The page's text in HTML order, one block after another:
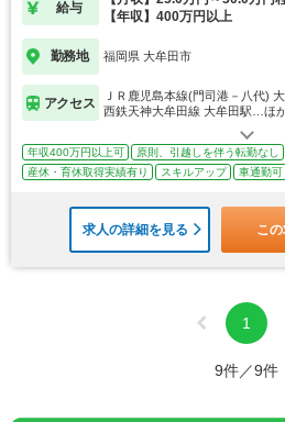
給与
【年収】400万円以上
勤務地 福岡県 大牟田市
アクセス
ＪＲ鹿児島本線(門司港－八代)
西鉄天神大牟田線 大牟田駅…ほ
年収400万円以上可 原則、引越しを伴う転勤なし
産休・育休取得実績有り
スキルアップ 車通勤可
求人の詳細を見る こ
1
9件／9件